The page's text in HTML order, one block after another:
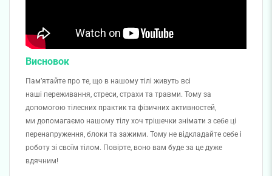
Висновок
Памʼятайте про те, що в нашому тілі живуть всі
наші переживання, стреси, страхи та травми. Тому за
допомогою тілесних практик та фізичних активностей,
ми допомагаємо нашому тілу хоч трішечки знімати з себе ці
перенапруження, блоки та зажими. Тому не відкладайте себе і
роботу зі своїм тілом. Повірте, воно вам буде за це дуже
вдячним!